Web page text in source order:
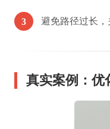
3 避免路径过长
真实案例：优